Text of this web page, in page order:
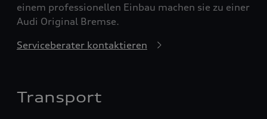
einem professionellen Einbau machen sie zu einer
Audi Original Bremse.
Serviceberater kontaktieren
Transport